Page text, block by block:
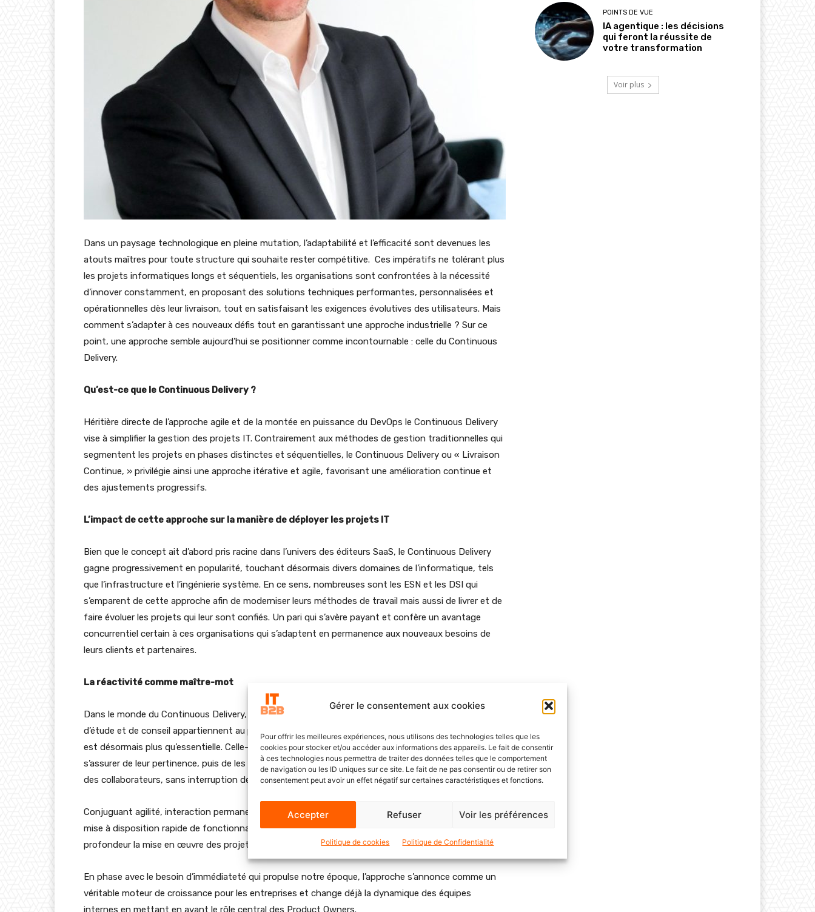
Gérer le consentement aux cookies
Pour offrir les meilleures expériences, nous utilisons des technologies telles que les
cookies pour stocker et/ou accéder aux informations des appareils. Le fait de consentir
à ces technologies nous permettra de traiter des données telles que le comportement
de navigation ou les ID uniques sur ce site. Le fait de ne pas consentir ou de retirer son
consentement peut avoir un effet négatif sur certaines caractéristiques et fonctions.
Accepter Refuser Voir les préférences
Politique de cookies Politique de Confidentialité
Dans un paysage technologique en pleine mutation, l’adaptabilité et l’efficacité sont devenues les
atouts maîtres pour toute structure qui souhaite rester compétitive. Ces impératifs ne tolérant plus
les projets informatiques longs et séquentiels, les organisations sont confrontées à la nécessité
d’innover constamment, en proposant des solutions techniques performantes, personnalisées et
opérationnelles dès leur livraison, tout en satisfaisant les exigences évolutives des utilisateurs. Mais
comment s’adapter à ces nouveaux défis tout en garantissant une approche industrielle ? Sur ce
point, une approche semble aujourd’hui se positionner comme incontournable : celle du Continuous
Delivery.
Qu’est-ce que le Continuous Delivery ?
Héritière directe de l’approche agile et de la montée en puissance du DevOps le Continuous Delivery
vise à simplifier la gestion des projets IT. Contrairement aux méthodes de gestion traditionnelles qui
segmentent les projets en phases distinctes et séquentielles, le Continuous Delivery ou « Livraison
Continue, » privilégie ainsi une approche itérative et agile, favorisant une amélioration continue et
des ajustements progressifs.
L’impact de cette approche sur la manière de déployer les projets IT
Bien que le concept ait d’abord pris racine dans l’univers des éditeurs SaaS, le Continuous Delivery
gagne progressivement en popularité, touchant désormais divers domaines de l’informatique, tels
que l’infrastructure et l’ingénierie système. En ce sens, nombreuses sont les ESN et les DSI qui
s’emparent de cette approche afin de moderniser leurs méthodes de travail mais aussi de livrer et de
faire évoluer les projets qui leur sont confiés. Un pari qui s’avère payant et confère un avantage
concurrentiel certain à ces organisations qui s’adaptent en permanence aux nouveaux besoins de
leurs clients et partenaires.
La réactivité comme maître-mot
Dans le monde du Continuous Delivery, la réactivité est toutefois cruciale. Car si les longues phases
d’étude et de conseil appartiennent au passé, une collaboration étroite et permanente avec le client
est désormais plus qu’essentielle. Celle-ci permet de tester les développements au fil de l’eau pour
s’assurer de leur pertinence, puis de les déployer en continu pour les rendre accessibles à l’ensemble
des collaborateurs, sans interruption de service ni perturbation du fonctionnement de l’organisation.
Conjuguant agilité, interaction permanente avec les utilisateurs, réponse à des attentes métiers et
mise à disposition rapide de fonctionnalités, le Continuous Delivery promet donc de transformer en
profondeur la mise en œuvre des projets IT.
En phase avec le besoin d’immédiateté qui propulse notre époque, l’approche s’annonce comme un
véritable moteur de croissance pour les entreprises et change déjà la dynamique des équipes
internes en mettant en avant le rôle central des Product Owners.
POINTS DE VUE
IA agentique : les décisions
qui feront la réussite de
votre transformation
Voir plus